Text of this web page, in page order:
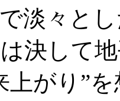
淡々と
決して
上がり”